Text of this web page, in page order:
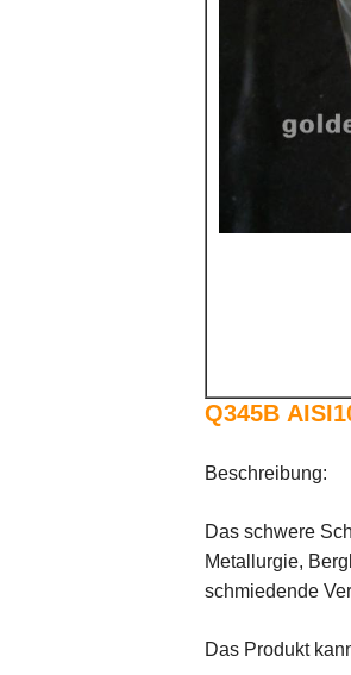
Q345B
Beschreibung:
Das schwere
Metallurgie,
schmiedende
Das Produkt